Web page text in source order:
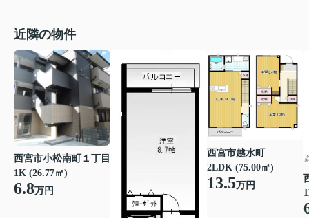
近隣の物件
西宮市小松南町１丁目
1K (26.77㎡)
6.8万円
西宮市越水町
2LDK (75.00㎡)
13.5万円